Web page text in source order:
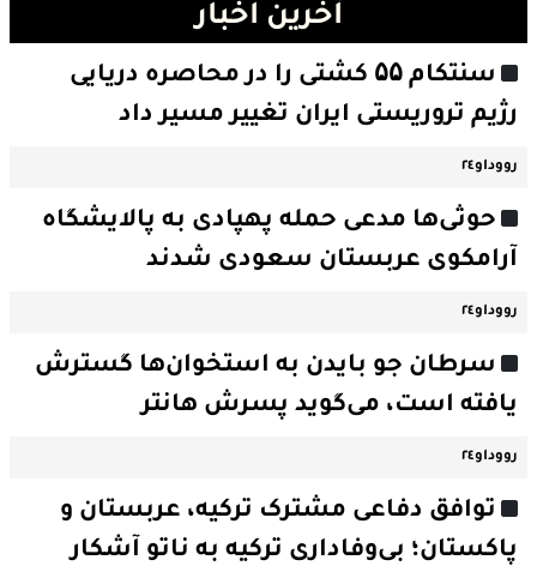
آخرین اخبار
سنتکام ۵۵ کشتی را در محاصره دریایی
رژیم تروریستی ایران تغییر مسیر داد
رووداو٢٤
حوثی‌ها مدعی حمله پهپادی به پالایشگاه
آرامکوی عربستان سعودی شدند
رووداو٢٤
سرطان جو بایدن به استخوان‌ها گسترش
یافته است، می‌گوید پسرش هانتر
رووداو٢٤
توافق دفاعی مشترک ترکیه، عربستان و
پاکستان؛ بی‌وفاداری ترکیه به ناتو آشکار